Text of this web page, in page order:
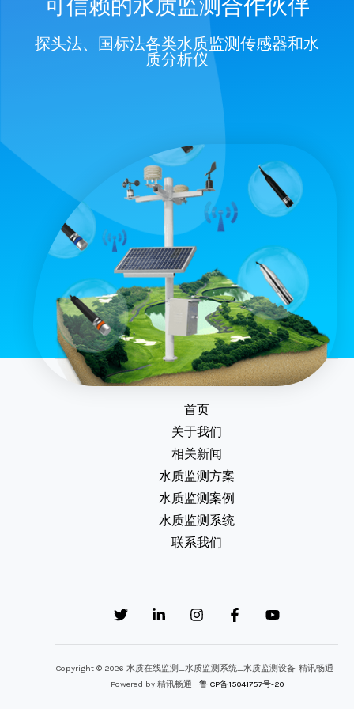
可信赖的水质监测合作伙伴
探头法、国标法各类水质监测传感器和水
质分析仪
首页
关于我们
相关新闻
水质监测方案
水质监测案例
水质监测系统
联系我们
Copyright © 2026 水质在线监测_水质监测系统_水质监测设备-精讯畅通 |
Powered by 精讯畅通 鲁ICP备15041757号-20